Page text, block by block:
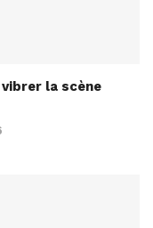
la scène